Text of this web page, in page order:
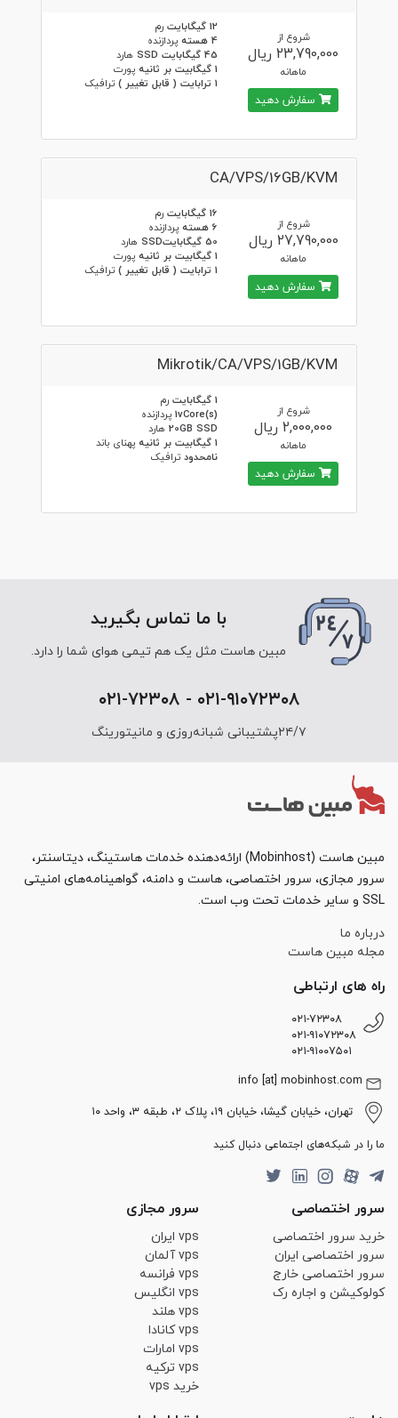
12 گیگابایت
رم
4 هسته
پردازنده
45 گیگابایت SSD
هارد
1 گیگابیت بر ثانیه
پورت
1 ترابایت ( قابل تغییر )
ترافیک
شروع از
23,790,000 ریال
ماهانه
سفارش دهید
CA/VPS/16GB/KVM
16 گیگابایت
رم
6 هسته
پردازنده
50 گیگابایتSSD
هارد
1 گیگابیت بر ثانیه
پورت
1 ترابایت ( قابل تغییر )
ترافیک
شروع از
27,790,000 ریال
ماهانه
سفارش دهید
Mikrotik/CA/VPS/1GB/KVM
1 گیگابایت
رم
1vCore(s)پردازنده
20GB SSDهارد
1 گیگابیت بر ثانیه
پهنای باند
نامحدودترافیک
شروع از
2,000,000 ریال
ماهانه
سفارش دهید
با ما تماس بگیرید
مبین هاست مثل یک هم تیمی هوای شما را دارد.
۰۲۱-۹۱۰۷۲۳۰۸ - ۰۲۱-۷۲۳۰۸
۲۴/۷پشتیبانی شبانه‌روزی و مانیتورینگ
مبین هاست (Mobinhost) ارائه‌دهنده خدمات هاستینگ، دیتاسنتر،
سرور مجازی، سرور اختصاصی، هاست و دامنه، گواهینامه‌های امنیتی
SSL و سایر خدمات تحت وب است.
درباره ما
مجله مبین هاست
راه های ارتباطی
۰۲۱-۷۲۳۰۸
۰۲۱-۹۱۰۷۲۳۰۸
۰۲۱-۹۱۰۰۷۵۰۱
info [at] mobinhost.com
تهران، خیابان گیشا، خیابان ۱۹، پلاک ۲، طبقه ۳، واحد ۱۰
ما را در شبکه‌های اجتماعی دنبال کنید
سرور اختصاصی
خرید سرور اختصاصی
سرور اختصاصی ایران
سرور اختصاصی خارج
کولوکیشن و اجاره رک
سرور مجازی
vps ایران
vps آلمان
vps فرانسه
vps انگلیس
vps هلند
vps کانادا
vps امارات
vps ترکیه
خرید vps